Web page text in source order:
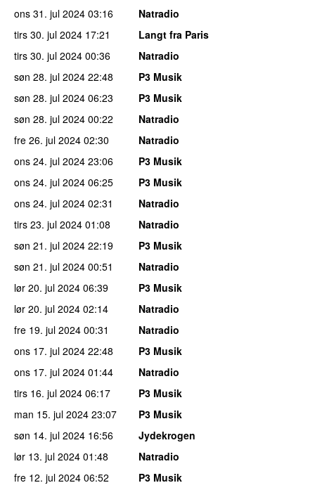
ons 31. jul 2024 03:16
Natradio
tirs 30. jul 2024 17:21
Langt fra Paris
tirs 30. jul 2024 00:36
Natradio
søn 28. jul 2024 22:48
P3 Musik
søn 28. jul 2024 06:23
P3 Musik
søn 28. jul 2024 00:22
Natradio
fre 26. jul 2024 02:30
Natradio
ons 24. jul 2024 23:06
P3 Musik
ons 24. jul 2024 06:25
P3 Musik
ons 24. jul 2024 02:31
Natradio
tirs 23. jul 2024 01:08
Natradio
søn 21. jul 2024 22:19
P3 Musik
søn 21. jul 2024 00:51
Natradio
lør 20. jul 2024 06:39
P3 Musik
lør 20. jul 2024 02:14
Natradio
fre 19. jul 2024 00:31
Natradio
ons 17. jul 2024 22:48
P3 Musik
ons 17. jul 2024 01:44
Natradio
tirs 16. jul 2024 06:17
P3 Musik
man 15. jul 2024 23:07
P3 Musik
søn 14. jul 2024 16:56
Jydekrogen
lør 13. jul 2024 01:48
Natradio
fre 12. jul 2024 06:52
P3 Musik